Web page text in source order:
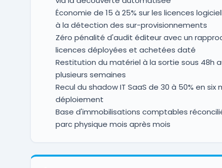
Économie de 15 à 25% sur les licences
à la détection des sur-provisionnements
Zéro pénalité d'audit éditeur avec un
licences déployées et achetées daté
Restitution du matériel à la sortie sous 48h
plusieurs semaines
Recul du shadow IT SaaS de 30 à 50% en six
déploiement
Base d'immobilisations comptables
parc physique mois après mois